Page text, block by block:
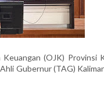
(OJK) Provinsi
Gubernur (TAG)